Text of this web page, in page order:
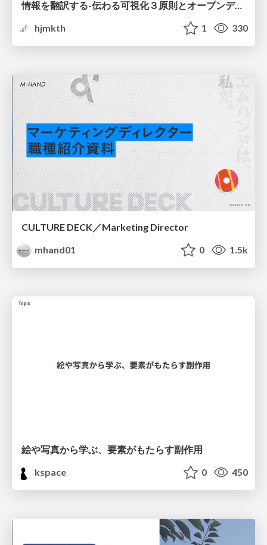
情報を翻訳する-伝わる可視化３原則とオープンデータ活用-
hjmkth
1 330
CULTURE DECK／Marketing Director
mhand01
0 1.5k
絵や写真から学ぶ、要素がもたらす副作用
kspace
0 450